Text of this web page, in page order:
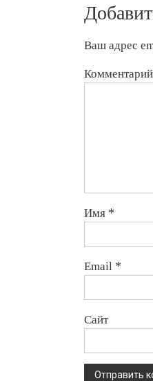
Ваш адрес
Комментарий
Имя *
Email *
Сайт